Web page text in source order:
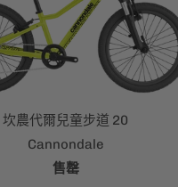
坎農代爾兒童步道 20
Cannondale
售罄